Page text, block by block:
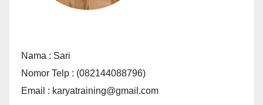
Nama : Sari
Nomor Telp : (082144088796)
Email : karyatraining@gmail.com